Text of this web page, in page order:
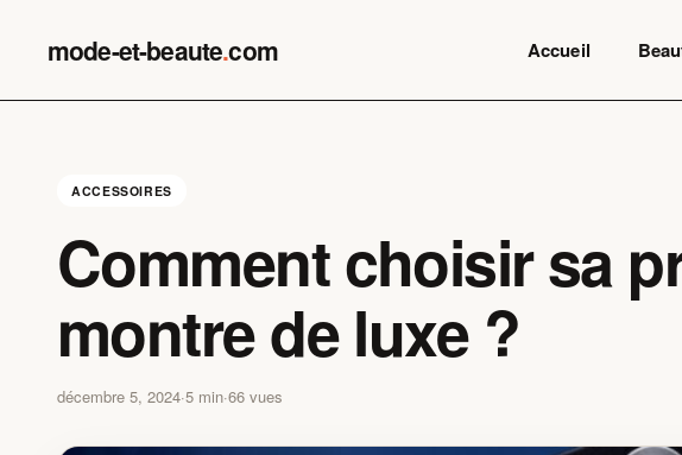
mode-et-beaute.com Accueil
ACCESSOIRES
Comment choisir sa
montre de luxe ?
décembre 5, 2024·5 min·66 vues